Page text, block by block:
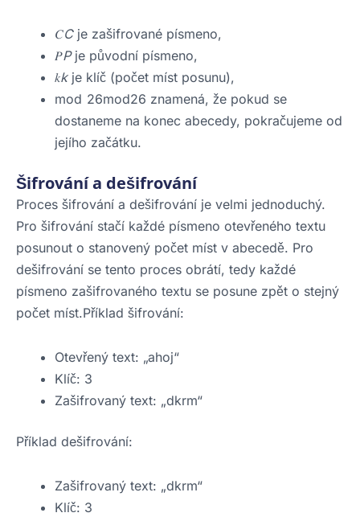
𝐶Cje zašifrované písmeno,
𝑃Pje původní písmeno,
𝑘kje klíč (počet míst posunu),
mod 26mod26 znamená, že pokud se
dostaneme na konec abecedy, pokračujeme od
jejího začátku.
Šifrování a dešifrování
Proces šifrování a dešifrování je velmi jednoduchý.
Pro šifrování stačí každé písmeno otevřeného textu
posunout o stanovený počet míst v abecedě. Pro
dešifrování se tento proces obrátí, tedy každé
písmeno zašifrovaného textu se posune zpět o stejný
počet míst.Příklad šifrování:
Otevřený text: „ahoj“
Klíč: 3
Zašifrovaný text: „dkrm“
Příklad dešifrování:
Zašifrovaný text: „dkrm“
Klíč: 3